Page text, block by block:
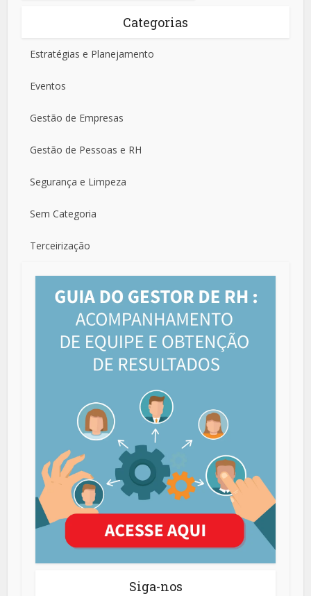
Categorias
Estratégias e Planejamento
Eventos
Gestão de Empresas
Gestão de Pessoas e RH
Segurança e Limpeza
Sem Categoria
Terceirização
Siga-nos